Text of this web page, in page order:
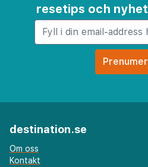
resetips och
destination.se
Om oss
Kontakt